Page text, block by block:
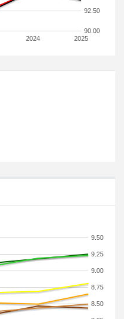
2024 2025
90.00
92.50
8.50
8.75
9.00
9.25
9.50